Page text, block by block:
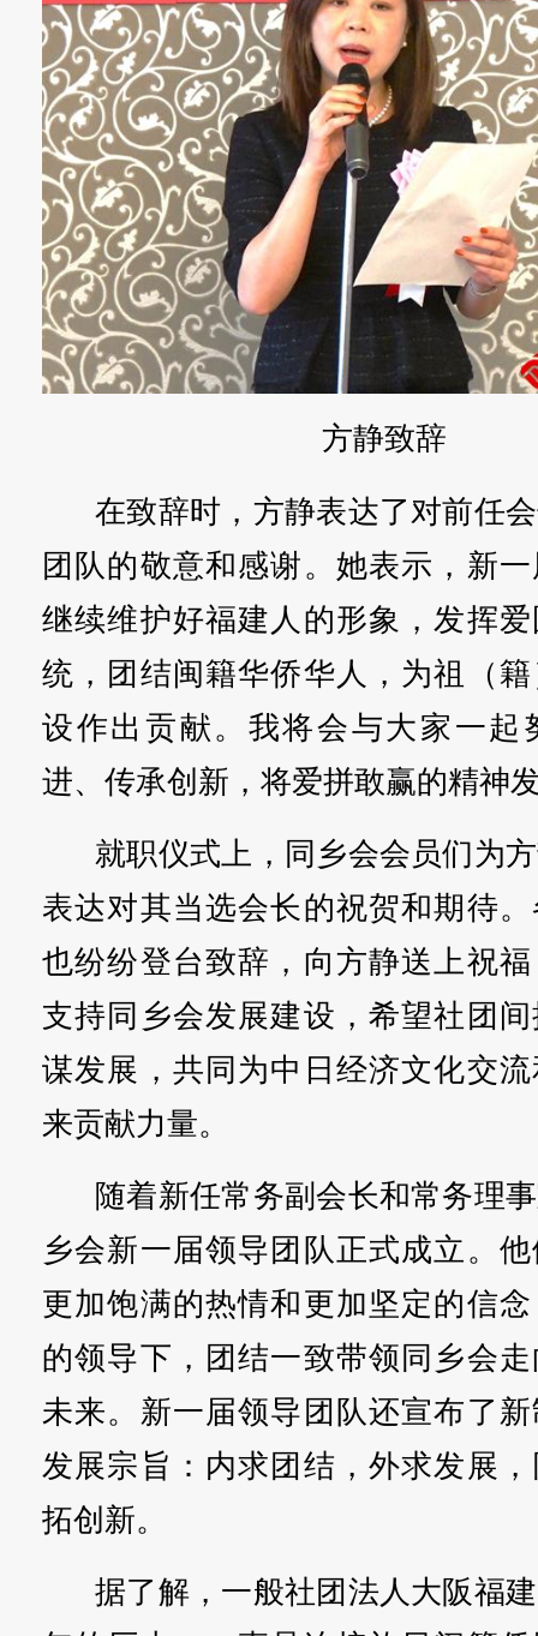
方静致辞
在致辞时，方静表达了对前任
团队的敬意和感谢。她表示，新
继续维护好福建人的形象，发挥
统，团结闽籍华侨华人，为祖（
设作出贡献。我将会与大家一起
进、传承创新，将爱拼敢赢的精神
就职仪式上，同乡会会员们为
表达对其当选会长的祝贺和期待
也纷纷登台致辞，向方静送上祝
支持同乡会发展建设，希望社团
谋发展，共同为中日经济文化交
来贡献力量。
随着新任常务副会长和常务理
乡会新一届领导团队正式成立。
更加饱满的热情和更加坚定的信
的领导下，团结一致带领同乡会
未来。新一届领导团队还宣布了
发展宗旨：内求团结，外求发展
拓创新。
据了解，一般社团法人大阪福